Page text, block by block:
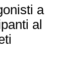
a
al